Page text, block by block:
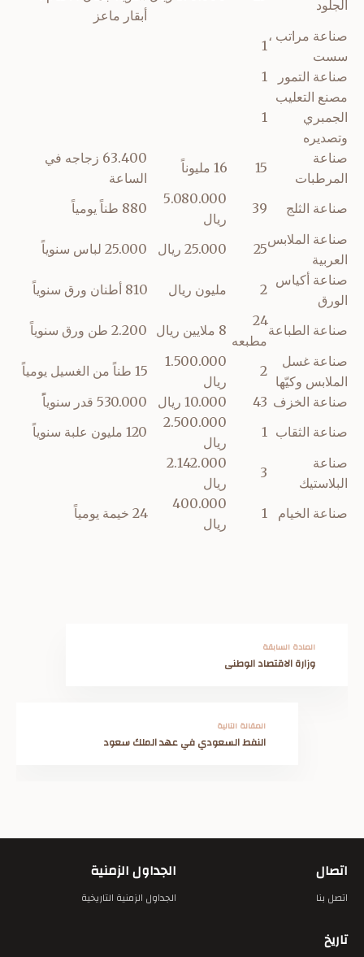
الجلود
أبقار ماعز
صناعة مراتب ،
سست
1
صناعة التمور
1
مصنع التعليب
الجمبري
وتصديره
1
صناعة
المرطبات
15 16 مليوناً
63.400 زجاجه في
الساعة
صناعة الثلج
39
5.080.000
ريال
880 طناً يومياً
صناعة الملابس
العربية
25 25.000 ريال
25.000 لباس سنوياً
صناعة أكياس
الورق
2 مليون ريال 810 أطنان ورق سنوياً
صناعة الطباعة
24
مطبعه
8 ملايين ريال
2.200 طن ورق سنوياً
صناعة غسل
الملابس وكيّها
2
1.500.000
ريال
15 طناً من الغسيل يومياً
صناعة الخزف 43 10.000 ريال
530.000 قدر سنوياًً
صناعة الثقاب
1
2.500.000
ريال
120 مليون علبة سنوياً
صناعة
البلاستيك
3
2.142.000
ريال
صناعة الخيام
1
400.000
ريال
24 خيمة يومياً
المادة السابقة
وزارة الاقتصاد الوطنى
المقالة التالية
النفط السعودي في عهد الملك سعود
اتصال
اتصل بنا
الجداول الزمنية
الجداول الزمنية التاريخية
تاريخ